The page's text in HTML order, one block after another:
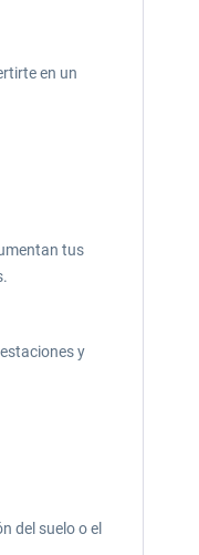
en un
tus
y
del suelo o el